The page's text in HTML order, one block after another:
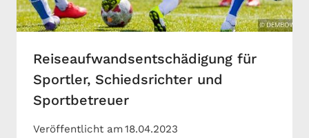
Reiseaufwandsentschädigung für
Sportler, Schiedsrichter und
Sportbetreuer
Veröffentlicht am18.04.2023